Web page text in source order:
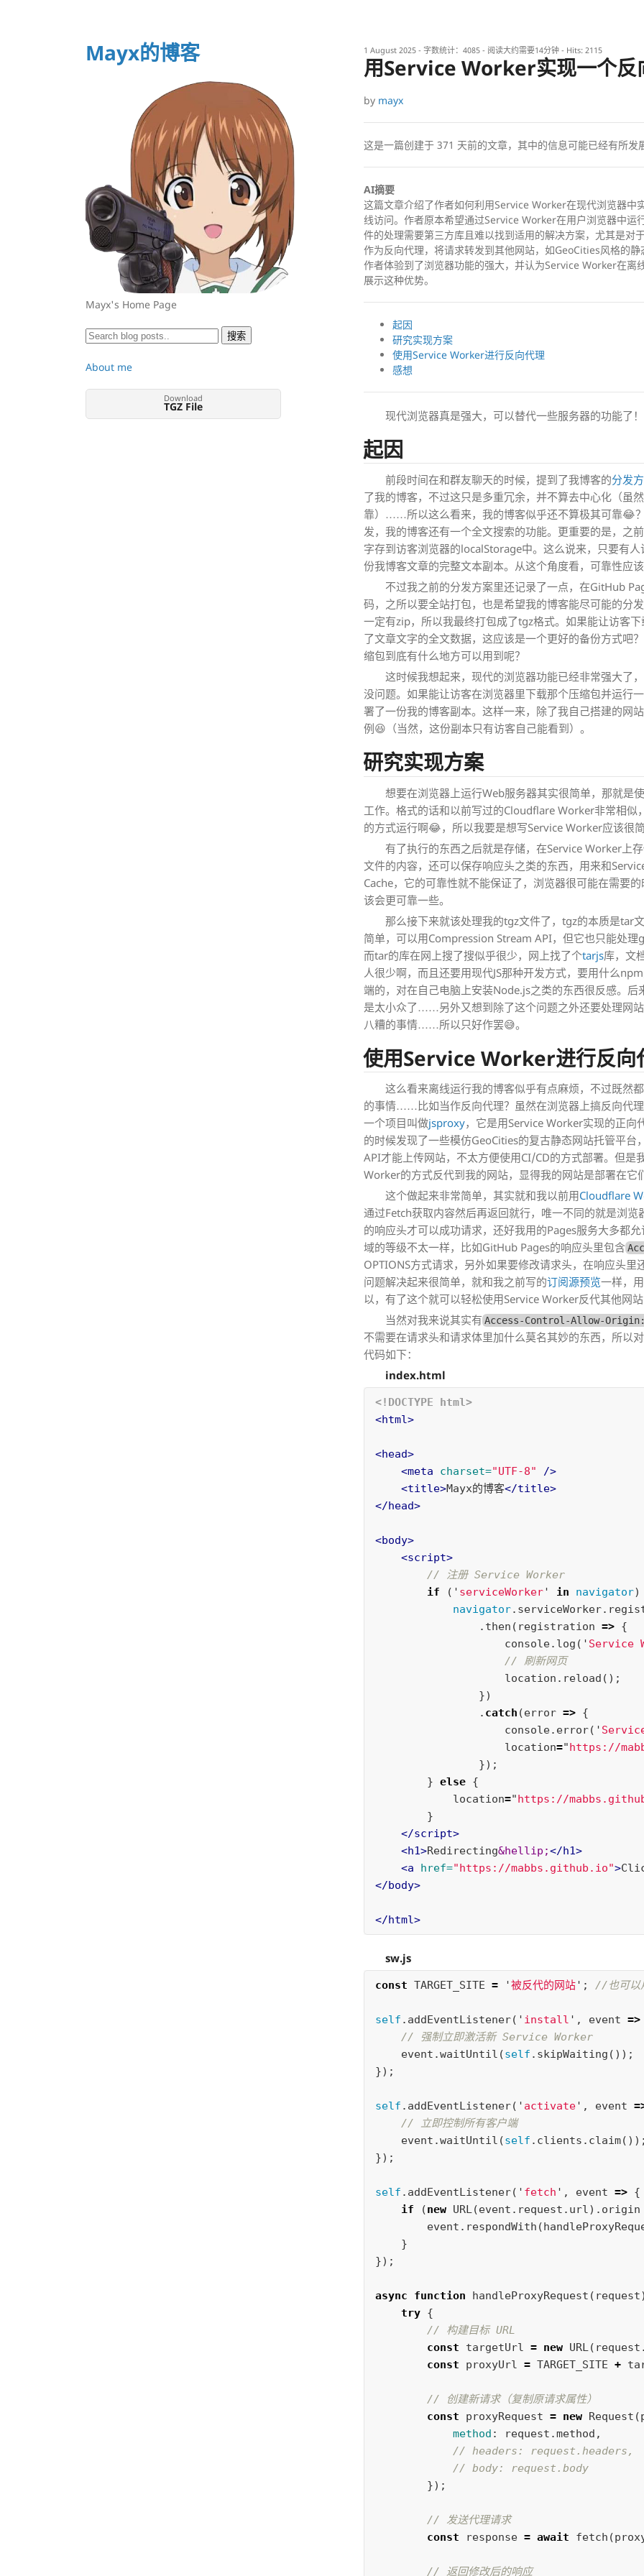
Mayx的博客
Mayx's Home Page
About me
Download
TGZ File
1 August 2025 - 字数统计：4085 - 阅读大约需要14分钟 - Hits:2115
用Service Worker实现一个反
by mayx
这是一篇创建于371 天前的文章，其中的信息可能已经有所发
AI摘要
这篇文章介绍了作者如何利用Service Worker在现代浏览器中
线访问。作者原本希望通过Service Worker在用户浏览器中
件的处理需要第三方库且难以找到适用的解决方案，尤其是
作为反向代理，将请求转发到其他网站，如GeoCities风格的
作者体验到了浏览器功能的强大，并认为Service Worker在离
展示这种优势。
起因
研究实现方案
使用Service Worker进行反向代理
感想
现代浏览器真是强大，可以替代一些服务器的功能了！
起因
前段时间在和群友聊天的时候，提到了我博客的分发
了我的博客，不过这只是多重冗余，并不算去中心化（虽
靠）……所以这么看来，我的博客似乎还不算极其可靠😂
发，我的博客还有一个全文搜索的功能。更重要的是，之
字存到访客浏览器的localStorage中。这么说来，只要有
份我博客文章的完整文本副本。从这个角度看，可靠性应
不过我之前的分发方案里还记录了一点，在GitHub
码，之所以要全站打包，也是希望我的博客能尽可能的分
一定有zip，所以我最终打包成了tgz格式。如果能让访客
了文章文字的全文数据，这应该是一个更好的备份方式
缩包到底有什么地方可以用到呢？
这时候我想起来，现代的浏览器功能已经非常强大了
没问题。如果能让访客在浏览器里下载那个压缩包并运行
署了一份我的博客副本。这样一来，除了我自己搭建的网
例😆（当然，这份副本只有访客自己能看到）。
研究实现方案
想要在浏览器上运行Web服务器其实很简单，那就是
工作。格式的话和以前写过的Cloudflare Worker非常相
的方式运行啊😂，所以我要是想写Service Worker应该很
有了执行的东西之后就是存储，在Service Worker上
文件的内容，还可以保存响应头之类的东西，用来和
Cache，它的可靠性就不能保证了，浏览器很可能在需要
该会更可靠一些。
那么接下来就该处理我的tgz文件了，tgz的本质是tar
简单，可以用Compression Stream API，但它也只能处
而tar的库在网上搜了搜似乎很少，网上找了个tarjs库，文
人很少啊，而且还要用现代JS那种开发方式，要用什么
端的，对在自己电脑上安装Node.js之类的东西很反感。
是太小众了……另外又想到除了这个问题之外还要处理网
八糟的事情……所以只好作罢😅。
使用Service Worker进行反向
这么看来离线运行我的博客似乎有点麻烦，不过既然
的事情……比如当作反向代理？虽然在浏览器上搞反向代
一个项目叫做jsproxy，它是用Service Worker实现的正向
的时候发现了一些模仿GeoCities的复古静态网站托管平台
API才能上传网站，不太方便使用CI/CD的方式部署。但
Worker的方式反代到我的网站，显得我的网站是部署在它
这个做起来非常简单，其实就和我以前用Cloudflare
通过Fetch获取内容然后再返回就行，唯一不同的就是浏
的响应头才可以成功请求，还好我用的Pages服务大多都
域的等级不太一样，比如GitHub Pages的响应头里包含
OPTIONS方式请求，另外如果要修改请求头，在响应头
问题解决起来很简单，就和我之前写的订阅源预览一样，用
以，有了这个就可以轻松使用Service Worker反代其他网
当然对我来说其实有Access-Control-Allow-
不需要在请求头和请求体里加什么莫名其妙的东西，所以
代码如下：
index.html
<!DOCTYPE html>
<html>
<head>
<meta
charset="UTF-8"
/>
<title>Mayx的博客</title>
</head>
<body>
<script>
// 注册 Service Worker
if
( ' serviceWorker' in navigator)
navigator. serviceWorker.
. then ( registration => {
console. log ( ' Service
// 刷新网页
location . reload ();
})
. catch (error => {
console. error( '
location="https://
});
} else {
location="https://
}
</script>
<h1>Redirecting&hellip;</h1>
<a
href="https://mabbs.github.io">
</body>
</html>
sw.js
const TARGET_SITE = '被反代的网站' ; //也可以
self . addEventListener( ' install ' , event =>
// 强制立即激活新 Service Worker
event .waitUntil (self . skipWaiting ());
});
self . addEventListener( ' activate' , event
// 立即控制所有客户端
event .waitUntil (self . clients . claim
});
self . addEventListener( ' fetch ' , event => {
if
(new URL(event . request . url). origin
event . respondWith (
}
});
async function handleProxyRequest ( request
try {
// 构建目标 URL
const
targetUrl = new URL( request
const
proxyUrl = TARGET_SITE +
// 创建新请求（复制原请求属性）
const
proxyRequest = new Request (
method : request .method ,
// headers: request.headers,
// body: request.body
});
// 发送代理请求
const
response = await fetch (
// 返回修改后的响应